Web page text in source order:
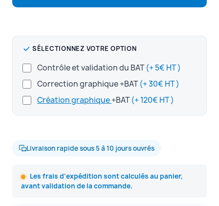
SÉLECTIONNEZ VOTRE OPTION
Contrôle et validation du BAT
(+ 5€ HT )
Correction graphique +BAT
(+ 30€ HT )
Création graphique+BAT (+ 120€ HT )
Livraison rapide sous 5 à 10 jours ouvrés
Les frais d'expédition sont calculés au panier,
avant validation de la commande.